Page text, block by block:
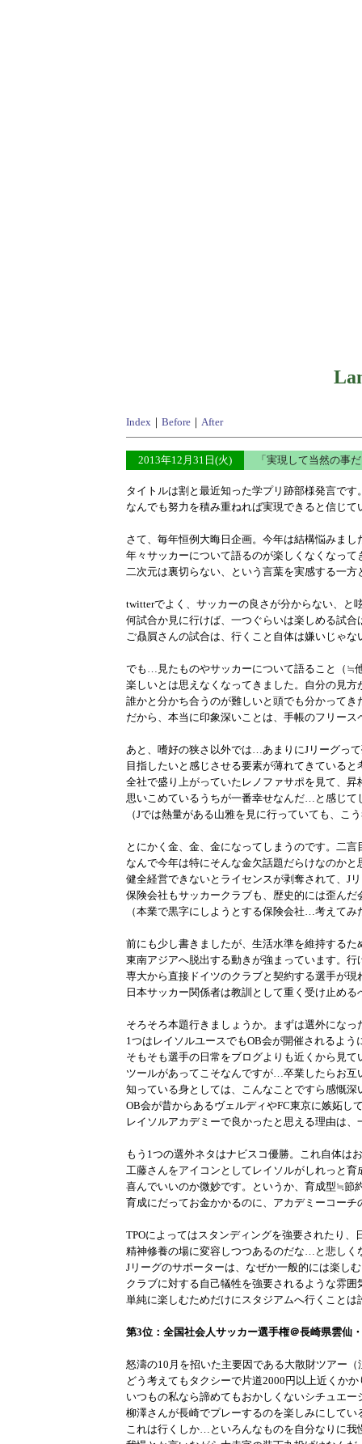
Index ｜ Before ｜ After
2013年12月31日(火) 「実現して当然の事
タイトルは割と最近知った学プリ跡部様発言で
なんでも努力を積み重ねれば実現できると信じ
さて、毎年恒例大晦日企画。今年は結構悩みまし
年々サッカーについて語るのが楽しくなくなっ
二次元は裏切らない、という言葉を実感する一
twitterでよく、サッカーの良さが分からない、と
何試合か見に行けば、一つぐらいは楽しめる試合
ご贔屓さんの試合は、行くこと自体は嫌いじゃ
でも…見たものやサッカーについて語ること（≒
楽しいとは思えなくなってきました。自分の見方
誰かと分かち合うのが難しいと頭でも分かって
だから、本当に印象深いことは、手帳のフリー
あと、嗜好の狭さ以外では…あまりにJリーグっ
目指したいと感じさせる要素が薄れてきていると
全社で盛り上がっていたレノファサポを見て、昇
思いこめているうちが一番幸せなんだ…と感じて
（Jでは熱量がある山雅を見に行っていても、こ
とにかく金、金、金になってしまうのです。二
なんで今年は特にそんな金欠話題だらけなのか
健全経営できないとライセンスが剥奪されて、J
保険会社もサッカークラブも、歴史的には歪ん
（本業で黒字にしようとする保険会社…考えてみ
前にも少し書きましたが、生活水準を維持する
東南アジアへ脱出する動きが強まっています。行
専大から直接ドイツのクラブと契約する選手が現
日本サッカー関係者は教訓として重く受け止め
そろそろ本題行きましょうか。まずは選外になっ
1つはレイソルユースでもOB会が開催されるよ
そもそも選手の日常をブログよりも近くから見て
ツールがあってこそなんですが…卒業したらお互
知っている身としては、こんなことですら感慨深
OB会が昔からあるヴェルディやFC東京に嫉妬し
レイソルアカデミーで良かったと思える理由は
もう1つの選外ネタはナビスコ優勝。これ自体は
工藤さんをアイコンとしてレイソルがしれっと
喜んでいいのか微妙です。というか、育成型≒節
育成にだってお金かかるのに、アカデミーコー
TPOによってはスタンディングを強要されたり、
精神修養の場に変容しつつあるのだな…と悲しく
Jリーグのサポーターは、なぜか一般的には楽し
クラブに対する自己犠牲を強要されるような雰
単純に楽しむためだけにスタジアムへ行くことは
第3位：全国社会人サッカー選手権＠長崎県雲仙
怒濤の10月を招いた主要因である大散財ツアー（
どう考えてもタクシーで片道2000円以上近くか
いつもの私なら諦めてもおかしくないシチュエー
柳澤さんが長崎でプレーするのを楽しみにしてい
これは行くしか…といろんなものを自分なりに我